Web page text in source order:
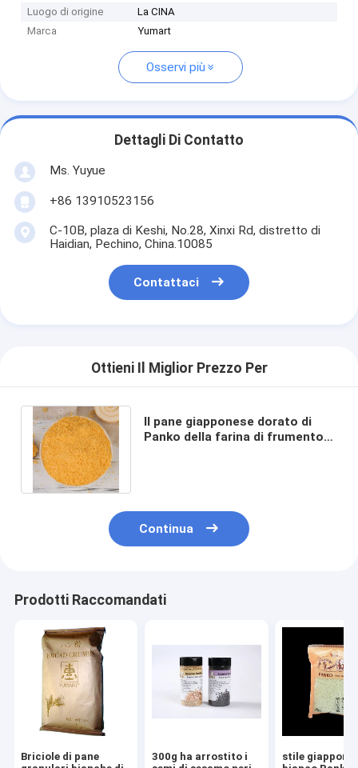
Luogo di origine
La CINA
Marca
Yumart
Osservi più
Dettagli Di Contatto
Ms. Yuyue
+86 13910523156
C-10B, plaza di Keshi, No.28, Xinxi Rd, distretto di
Haidian, Pechino, China.10085
Contattaci
Ottieni Il Miglior Prezzo Per
Il pane giapponese dorato di
Panko della farina di frumento
Continua
Prodotti Raccomandati
Briciole di pane
300g ha arrostito i
stile